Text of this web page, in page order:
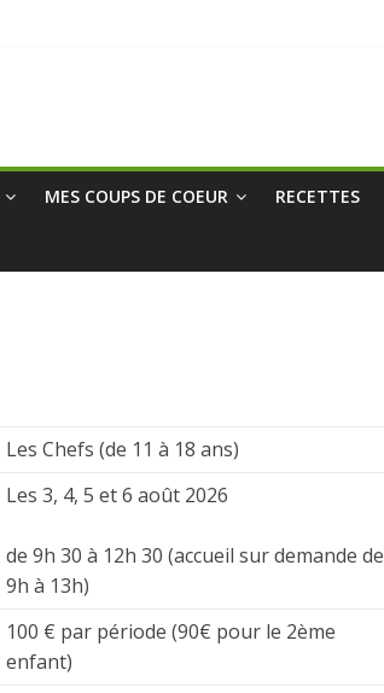
MES COUPS DE COEUR RECETTES
Les Chefs (de 11 à 18 ans)
Les 3, 4, 5 et 6 août 2026
de 9h 30 à 12h 30 (accueil sur demande de
9h à 13h)
100 € par période (90€ pour le 2ème
enfant)